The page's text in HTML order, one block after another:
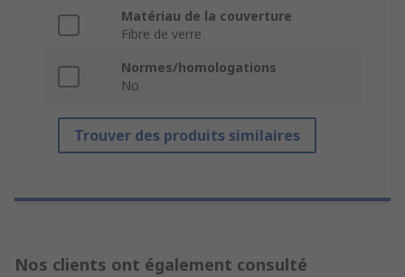
Matériau de la couverture
Fibre de verre
Normes/homologations
No
Trouver des produits similaires
Nos clients ont également consulté